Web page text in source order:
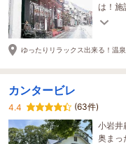
は！施
流しの
ゆったりリラックス出来る！温
カンタービレ
4.4
(63件)
小岩井
奥まっ